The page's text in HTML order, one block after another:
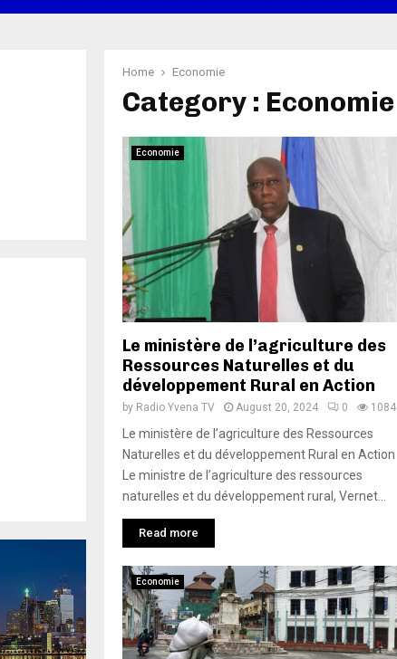
Home Economie
Category : Economie
Economie
Le ministère de l’agriculture des
Ressources Naturelles et du
développement Rural en Action
by Radio Yvena TV August 20, 2024 0 1084
Le ministère de l’agriculture des Ressources
Naturelles et du développement Rural en Action
Le ministre de l’agriculture des ressources
naturelles et du développement rural, Vernet...
Read more
Economie